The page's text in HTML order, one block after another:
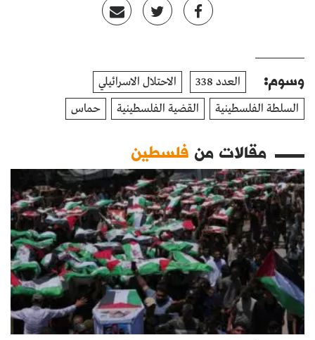
وسوم: العدد 338
الاحتلال الاسرائيلي
السلطة الفلسطينية
القضية الفلسطينية حماس
مقالات من فلسطين